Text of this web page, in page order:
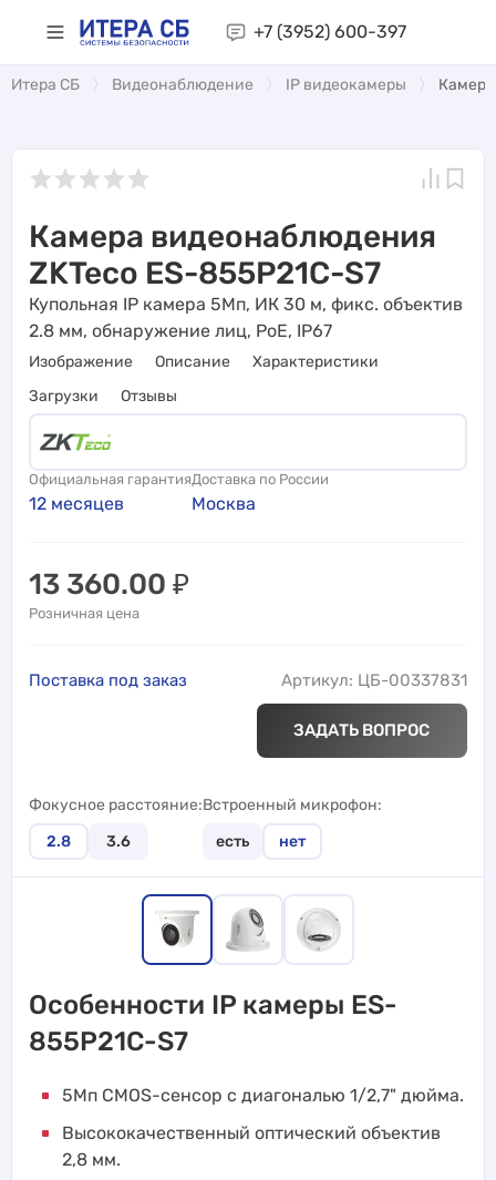
+7 (3952) 600-397
Итера СБ Видеонаблюдение IP видеокамеры
Камера видеонаблюдения
ZKTeco ES-855P21C-S7
Купольная IP камера 5Мп, ИК 30 м, фикс. объектив
2.8 мм, обнаружение лиц, PoE, IP67
Изображение Описание
Характеристики
Загрузки
Отзывы
Официальная гарантия
12 месяцев
Доставка по России
Москва
13 360.00 ₽
Розничная цена
Поставка под заказ Артикул: ЦБ-00337831
ЗАДАТЬ ВОПРОС
Фокусное расстояние
2.8
3.6
Встроенный микрофон
есть
нет
Особенности IP камеры ES-
855P21C-S7
5Мп CMOS-сенсор с диагональю 1/2,7" дюйма.
Высококачественный оптический объектив
2,8 мм.